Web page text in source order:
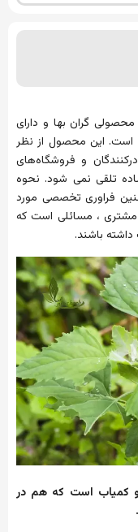
گران بها و دارای
است. این محصول از نظر
و فروشگاه‌های
تلقی نمی شود. نحوه
فراوری تخصصی مورد
، مسائلی است که
باشند.
کمیاب است که هم در